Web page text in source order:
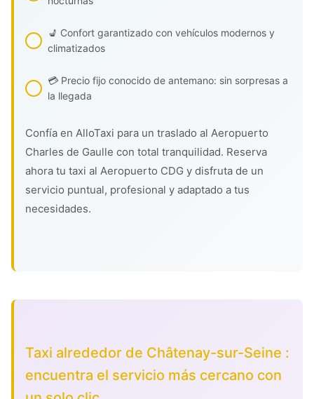
💺 Confort garantizado con vehículos modernos y
climatizados
💳 Precio fijo conocido de antemano: sin sorpresas a
la llegada
Confía en AlloTaxi para un traslado al Aeropuerto
Charles de Gaulle con total tranquilidad. Reserva
ahora tu taxi al Aeropuerto CDG y disfruta de un
servicio puntual, profesional y adaptado a tus
necesidades.
Taxi alrededor de Châtenay-sur-Seine :
encuentra el servicio más cercano con